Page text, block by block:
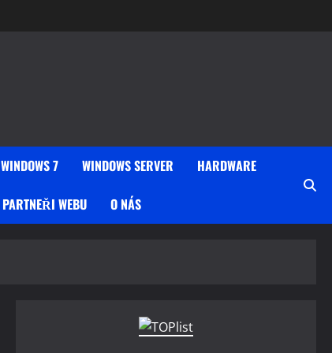
WINDOWS 7 WINDOWS SERVER HARDWARE
PARTNEŘI WEBU O NÁS